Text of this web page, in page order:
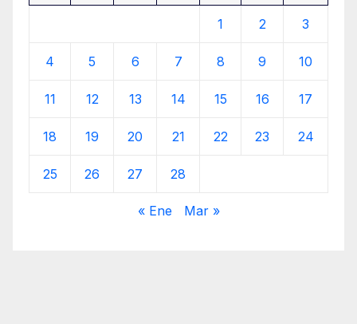
1 2 3
4 5 6 7 8 9 10
11 12 13 14 15 16 17
18 19 20 21 22 23 24
25 26 27 28
« Ene Mar »